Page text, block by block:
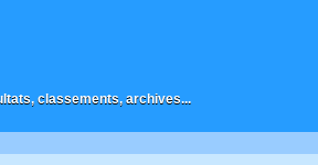
classements, archives...